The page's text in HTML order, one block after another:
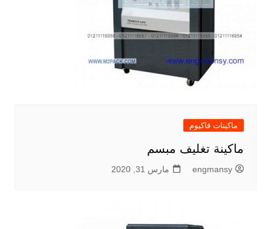
ماكينات فاكيوم
ماكينة تغليف مبسم
engmansy مارس 31, 2020